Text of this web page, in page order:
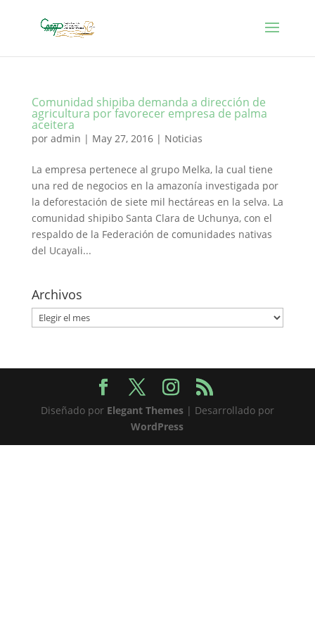
Comunidad shipiba demanda a dirección de
agricultura por favorecer empresa de palma
aceitera
por admin | May 27, 2016| Noticias
La empresa pertenece al grupo Melka, la cual tiene
una red de negocios en la amazonía investigada por
la deforestación de siete mil hectáreas en la selva. La
comunidad shipibo Santa Clara de Uchunya, con el
respaldo de la Federación de comunidades nativas
del Ucayali...
Archivos
Archivos
Diseñado por Elegant Themes| Desarrollado por
WordPress